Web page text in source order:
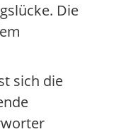
Die
sich die